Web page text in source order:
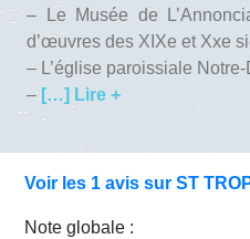
– Le Musée de
d’œuvres des XIXe et Xxe
– L’église paroissiale
– […] Lire +
Voir les 1 avis sur ST
Note globale :